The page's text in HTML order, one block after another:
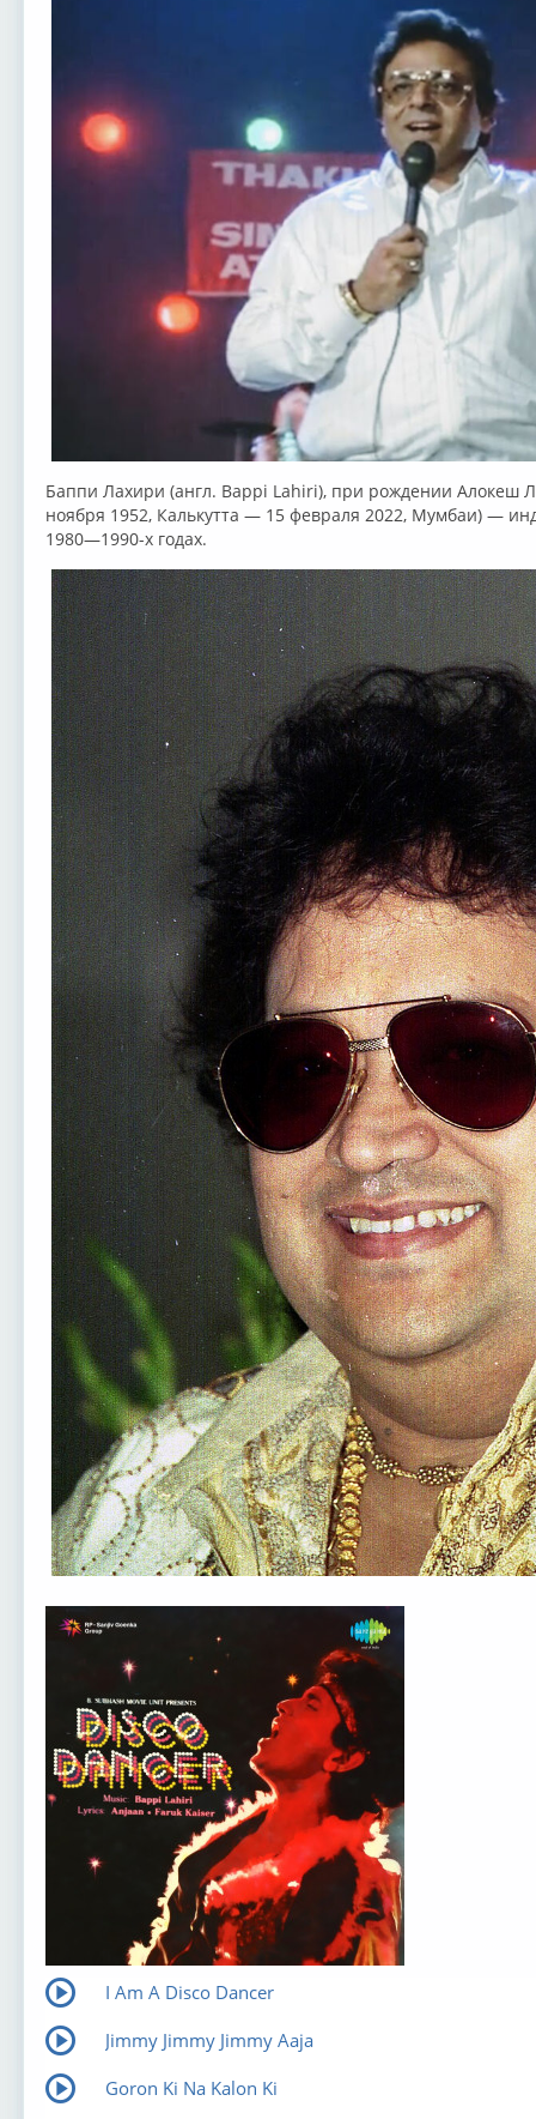
Баппи Лахири (англ. Bappi Lahiri), при рождении Алокеш
ноября 1952, Калькутта — 15 февраля 2022, Мумбаи) —
1980—1990-х годах.
I Am A Disco Dancer
Jimmy Jimmy Jimmy Aaja
Goron Ki Na Kalon Ki